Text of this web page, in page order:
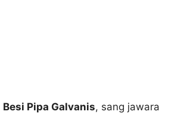
Besi Pipa Galvanis, sang jawara